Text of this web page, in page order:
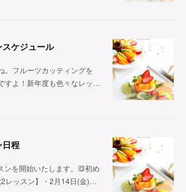
ケジュール
。フルーツカッティングを
すよ！新年度も色々なレッ…
程
ンを開始いたします。🔳初め
レッスン】・2月14日(金)…